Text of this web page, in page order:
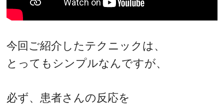
今回ご紹介したテクニックは、
とってもシンプルなんですが、
必ず、患者さんの反応を